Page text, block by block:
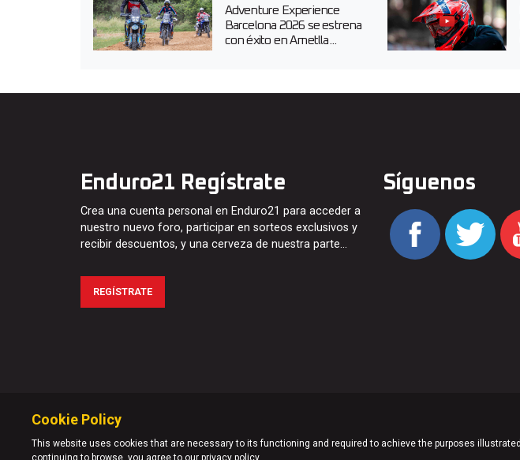
Adventure Experience
Barcelona 2026 se estrena
con éxito en Ametlla...
Enduro21 Regístrate
Crea una cuenta personal en Enduro21 para acceder a
nuestro nuevo foro, participar en sorteos exclusivos y
recibir descuentos, y una cerveza de nuestra parte…
REGÍSTRATE
Síguenos
Cookie Policy
This website uses cookies that are necessary to its functioning and required to achieve the purposes
continuing to browse, you agree to our privacy policy.